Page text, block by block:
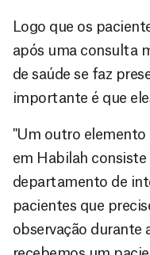
Logo que os
após uma consulta
de saúde se faz
importante é que
"Um outro
em Habilah
departamento de
pacientes que
observação durante